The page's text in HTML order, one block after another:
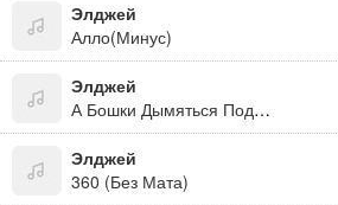
Элджей
Алло(Минус)
Элджей
А Бошки Дымяться Подрушки Скучают...
Элджей
360 (Без Мата)